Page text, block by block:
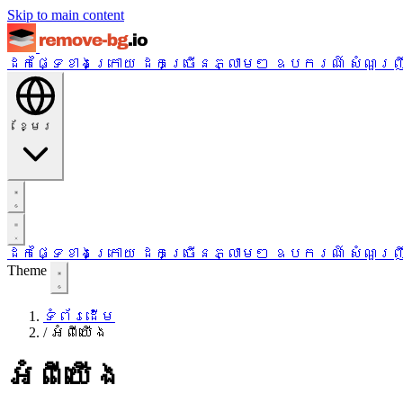
Skip to main content
ដកផ្ទៃខាងក្រោយ ដកច្រើនភ្លាមៗ ឧបករណ៍ សំណួរ
ខ្មែរ
ដកផ្ទៃខាងក្រោយ ដកច្រើនភ្លាមៗ ឧបករណ៍ សំណួរ
Theme
ទំព័រដើម
/ អំពីយើង
អំពីយើង